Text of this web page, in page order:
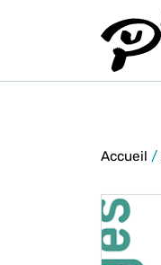
Accueil /